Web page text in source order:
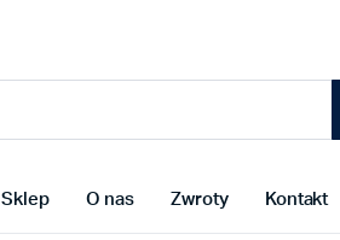
Sklep O nas Zwroty Kontakt